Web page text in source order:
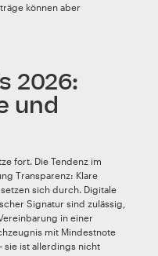
können aber
2026:
und
fort. Die Tendenz im
Transparenz: Klare
sich durch. Digitale
Signatur sind zulässig,
in einer
mit Mindestnote
sie ist allerdings nicht